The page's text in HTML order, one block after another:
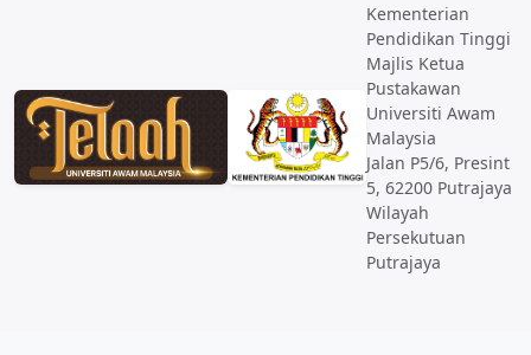
Kementerian
Pendidikan Tinggi
Majlis Ketua
Pustakawan
Universiti Awam
Malaysia
Jalan P5/6, Presint
5, 62200 Putrajaya
Wilayah
Persekutuan
Putrajaya